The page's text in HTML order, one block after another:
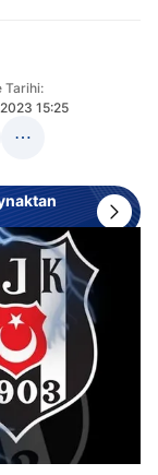
Tarihi:
15:25